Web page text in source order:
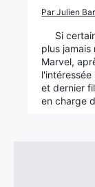
Par Julien
Si
plus jamais
Marvel,
et dernier
en charge